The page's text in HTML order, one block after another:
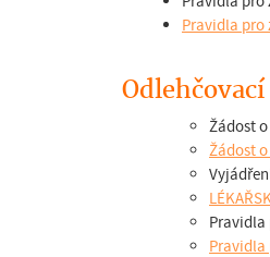
Pravidla
Žádost
Žádost
Pravidla